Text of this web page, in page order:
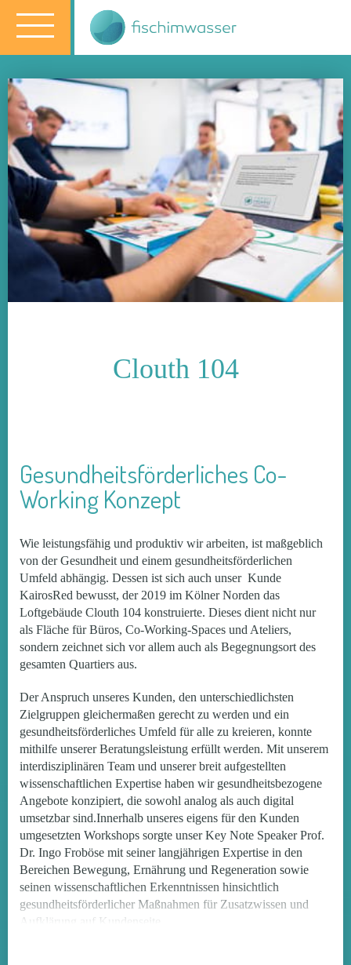
Clouth 104
Gesundheitsförderliches Co-
Working Konzept
Wie leistungsfähig und produktiv wir arbeiten, ist maßgeblich
von der Gesundheit und einem gesundheitsförderlichen
Umfeld abhängig. Dessen ist sich auch unser Kunde
KairosRed bewusst, der 2019 im Kölner Norden das
Loftgebäude Clouth 104 konstruierte. Dieses dient nicht nur
als Fläche für Büros, Co-Working-Spaces und Ateliers,
sondern zeichnet sich vor allem auch als Begegnungsort des
gesamten Quartiers aus.
Der Anspruch unseres Kunden, den unterschiedlichsten
Zielgruppen gleichermaßen gerecht zu werden und ein
gesundheitsförderliches Umfeld für alle zu kreieren, konnte
mithilfe unserer Beratungsleistung erfüllt werden. Mit unserem
interdisziplinären Team und unserer breit aufgestellten
wissenschaftlichen Expertise haben wir gesundheitsbezogene
Angebote konzipiert, die sowohl analog als auch digital
umsetzbar sind.Innerhalb unseres eigens für den Kunden
umgesetzten Workshops sorgte unser Key Note Speaker Prof.
Dr. Ingo Froböse mit seiner langjährigen Expertise in den
Bereichen Bewegung, Ernährung und Regeneration sowie
seinen wissenschaftlichen Erkenntnissen hinsichtlich
gesundheitsförderlicher Maßnahmen für Zusatzwissen und
Aufklärung auf Kundenseite.